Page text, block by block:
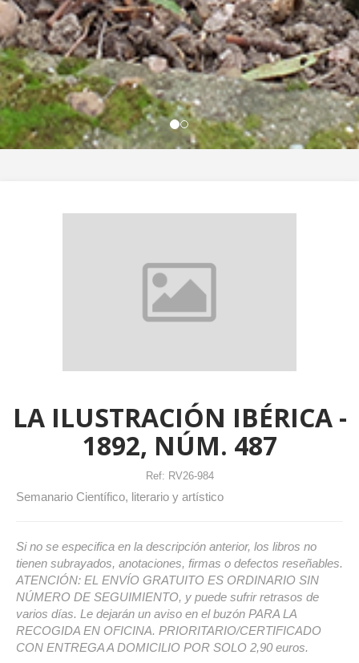
LA ILUSTRACIÓN IBÉRICA -
1892, NÚM. 487
Ref: RV26-984
Semanario Científico, literario y artístico
Si no se especifica en la descripción anterior, los libros no
tienen subrayados, anotaciones, firmas o defectos reseñables.
ATENCIÓN: EL ENVÍO GRATUITO ES ORDINARIO SIN
NÚMERO DE SEGUIMIENTO, y puede sufrir retrasos de
varios días. Le dejarán un aviso en el buzón PARA LA
RECOGIDA EN OFICINA. PRIORITARIO/CERTIFICADO
CON ENTREGA A DOMICILIO POR SOLO 2,90 euros.